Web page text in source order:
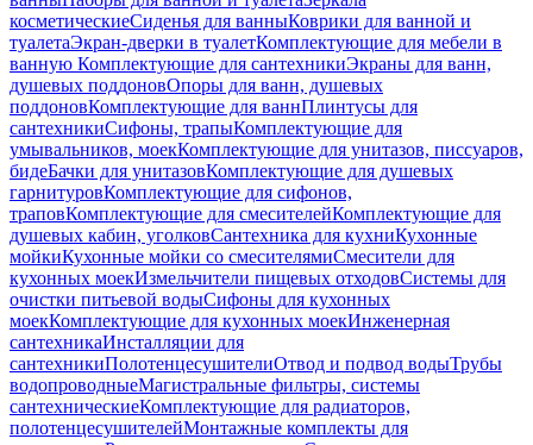
косметическиеСиденья для ванныКоврики для ванной и
туалетаЭкран-дверки в туалетКомплектующие для мебели в
ванную Комплектующие для сантехникиЭкраны для ванн,
душевых поддоновОпоры для ванн, душевых
поддоновКомплектующие для ваннПлинтусы для
сантехникиСифоны, трапыКомплектующие для
умывальников, моекКомплектующие для унитазов, писсуаров,
бидеБачки для унитазовКомплектующие для душевых
гарнитуровКомплектующие для сифонов,
траповКомплектующие для смесителейКомплектующие для
душевых кабин, уголковСантехника для кухниКухонные
мойкиКухонные мойки со смесителямиСмесители для
кухонных моекИзмельчители пищевых отходовСистемы для
очистки питьевой водыСифоны для кухонных
моекКомплектующие для кухонных моекИнженерная
сантехникаИнсталляции для
сантехникиПолотенцесушителиОтвод и подвод водыТрубы
водопроводныеМагистральные фильтры, системы
сантехническиеКомплектующие для радиаторов,
полотенцесушителейМонтажные комплекты для